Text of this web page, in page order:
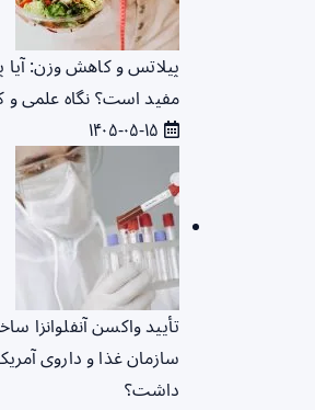
پیلاتس و کاهش وزن: آیا
مفید است؟ نگاه علمی و
تأیید واکسن آنفلوانزا
سازمان غذا و داروی
داشت؟